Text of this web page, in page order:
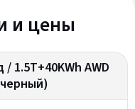
и цены
1.5T+40KWh AWD